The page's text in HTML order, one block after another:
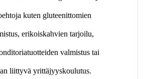
kuten gluteenittomien
erikoiskahvien tarjoilu,
valmistus tai
liittyvä yrittäjyyskoulutus.